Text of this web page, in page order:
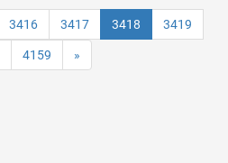
3416 3417 3418 3419
4159 »